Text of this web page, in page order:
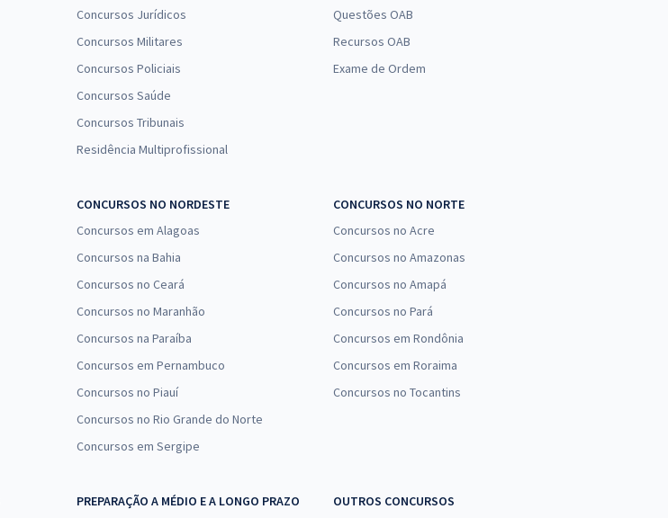
Concursos Jurídicos
Concursos Militares
Concursos Policiais
Concursos Saúde
Concursos Tribunais
Residência Multiprofissional
Questões OAB
Recursos OAB
Exame de Ordem
CONCURSOS NO NORDESTE
Concursos em Alagoas
Concursos na Bahia
Concursos no Ceará
Concursos no Maranhão
Concursos na Paraíba
Concursos em Pernambuco
Concursos no Piauí
Concursos no Rio Grande do Norte
Concursos em Sergipe
CONCURSOS NO NORTE
Concursos no Acre
Concursos no Amazonas
Concursos no Amapá
Concursos no Pará
Concursos em Rondônia
Concursos em Roraima
Concursos no Tocantins
PREPARAÇÃO A MÉDIO E A LONGO PRAZO
OUTROS CONCURSOS